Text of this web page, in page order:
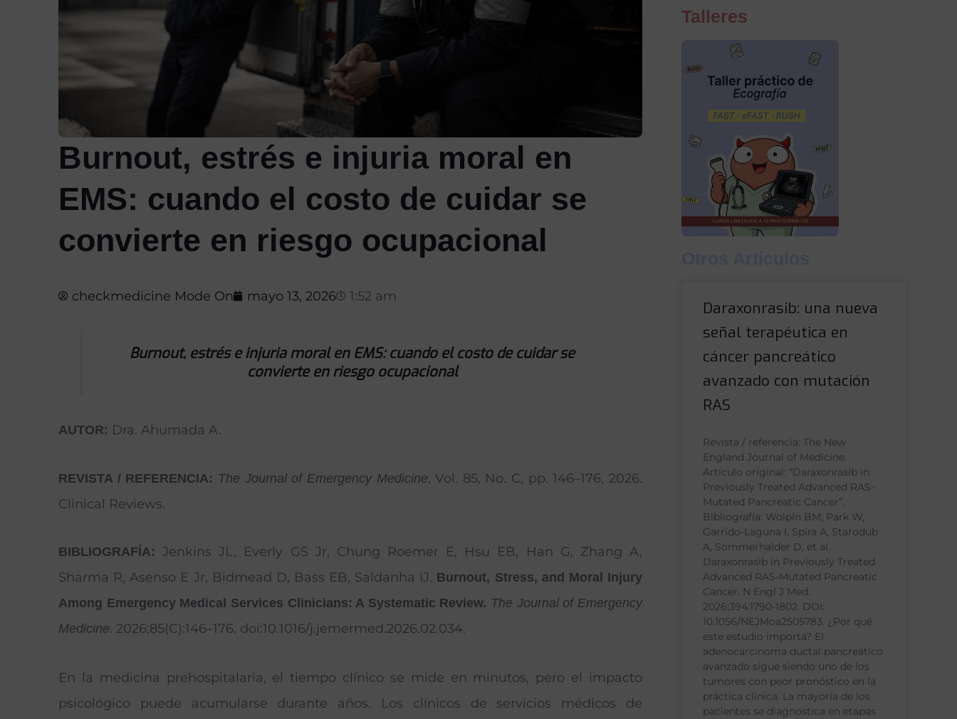
Burnout, estrés e injuria moral en
EMS: cuando el costo de cuidar se
convierte en riesgo ocupacional
checkmedicine Mode On mayo 13, 2026 1:52 am
Burnout, estrés e injuria moral en EMS: cuando el costo de cuidar se
convierte en riesgo ocupacional
AUTOR: Dra. Ahumada A.
REVISTA / REFERENCIA: The Journal of Emergency Medicine, Vol. 85, No. C, pp. 146–176, 2026.
Clinical Reviews.
BIBLIOGRAFÍA:Jenkins JL, Everly GS Jr, Chung Roemer E, Hsu EB, Han G, Zhang A,
Sharma R, Asenso E Jr, Bidmead D, Bass EB, Saldanha IJ. Burnout, Stress, and Moral Injury
Among Emergency Medical Services Clinicians: A Systematic Review. The Journal of Emergency
Medicine. 2026;85(C):146–176. doi:10.1016/j.jemermed.2026.02.034.
En la medicina prehospitalaria, el tiempo clínico se mide en minutos, pero el impacto
psicológico puede acumularse durante años. Los clínicos de servicios médicos de
Talleres
Daraxonrasib: una nueva
señal terapéutica en
cáncer pancreático
avanzado con mutación
RAS
Revista / referencia: The New
England Journal of Medicine.
Artículo original: “Daraxonrasib in
Previously Treated Advanced RAS-
Mutated Pancreatic Cancer”.
Bibliografía: Wolpin BM, Park W,
Garrido-Laguna I, Spira A, Starodub
A, Sommerhalder D, et al.
Daraxonrasib in Previously Treated
Advanced RAS-Mutated Pancreatic
Cancer. N Engl J Med.
2026;394:1790-1802. DOI:
10.1056/NEJMoa2505783. ¿Por qué
este estudio importa? El
adenocarcinoma ductal pancreático
avanzado sigue siendo uno de los
tumores con peor pronóstico en la
práctica clínica. La mayoría de los
pacientes se diagnostica en etapas